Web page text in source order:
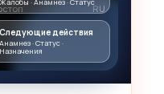
RU
Следующие действия
Анамнез · Статус ·
Назначения